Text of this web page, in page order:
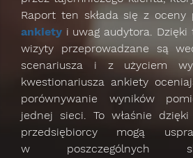
Raport ten składa się z
ankiety i uwag audytora.
wizyty przeprowadzane są
scenariusza i z użyciem
kwestionariusza ankiety
porównywanie wyników
jednej sieci. To właśnie
przedsiębiorcy mogą
w poszczególnych